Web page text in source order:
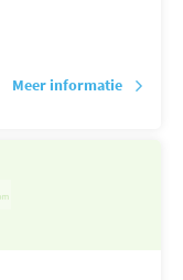
Meer informatie